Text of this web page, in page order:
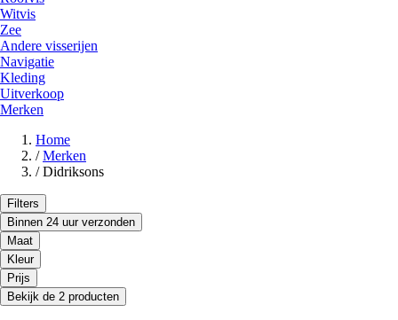
Witvis
Zee
Andere visserijen
Navigatie
Kleding
Uitverkoop
Merken
Home
/ Merken
/ Didriksons
Filters
Binnen 24 uur verzonden
Maat
Kleur
Prijs
Bekijk de 2 producten